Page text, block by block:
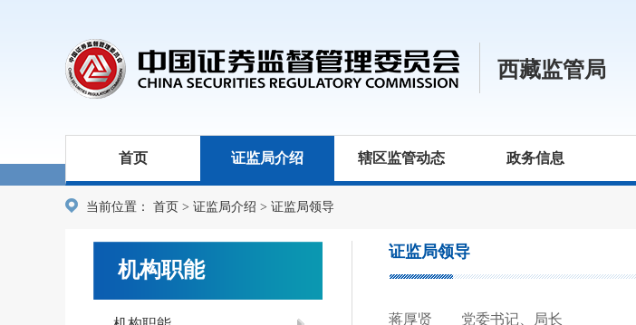
西藏监管局
首页 证监局介绍 辖区监管动态 政务信息
当前位置： 首页 > 证监局介绍 > 证监局领导
机构职能
证监局领导
蒋厚贤 党委书记、局长